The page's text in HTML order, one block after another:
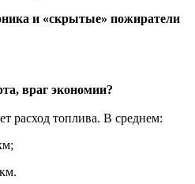
и «скрытые» пожиратели
враг экономии?
расход топлива. В среднем: